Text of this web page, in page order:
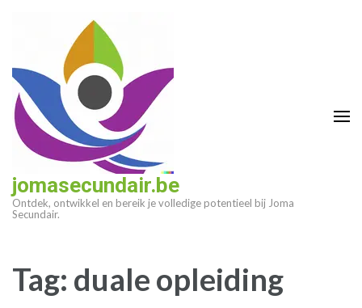
(druk
enter)
jomasecundair.be
Ontdek, ontwikkel en bereik je volledige potentieel bij Joma
Secundair.
Tag: duale opleiding